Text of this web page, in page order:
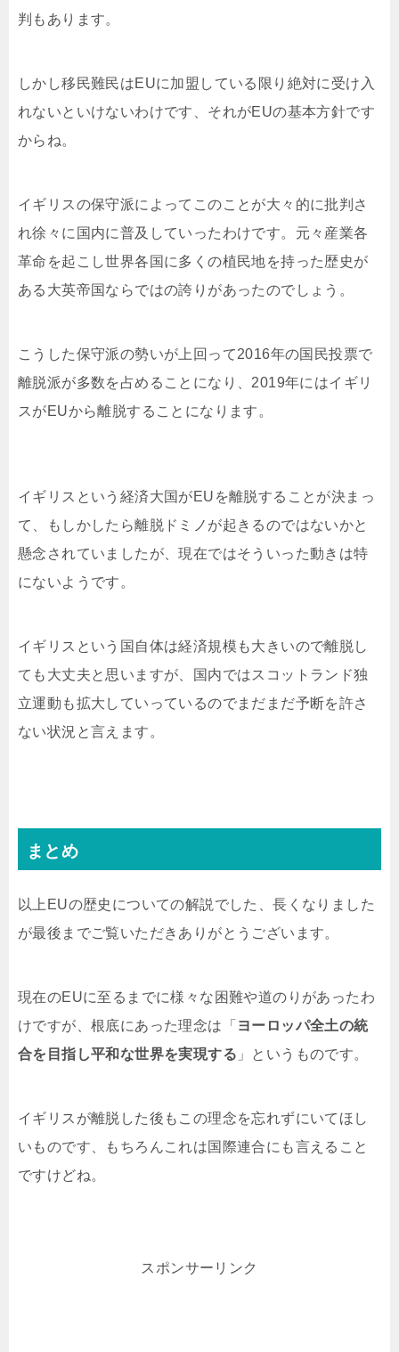
判もあります。
しかし移民難民はEUに加盟している限り絶対に受け入
れないといけないわけです、それがEUの基本方針です
からね。
イギリスの保守派によってこのことが大々的に批判さ
れ徐々に国内に普及していったわけです。元々産業各
革命を起こし世界各国に多くの植民地を持った歴史が
ある大英帝国ならではの誇りがあったのでしょう。
こうした保守派の勢いが上回って2016年の国民投票で
離脱派が多数を占めることになり、2019年にはイギリ
スがEUから離脱することになります。
イギリスという経済大国がEUを離脱することが決まっ
て、もしかしたら離脱ドミノが起きるのではないかと
懸念されていましたが、現在ではそういった動きは特
にないようです。
イギリスという国自体は経済規模も大きいので離脱し
ても大丈夫と思いますが、国内ではスコットランド独
立運動も拡大していっているのでまだまだ予断を許さ
ない状況と言えます。
まとめ
以上EUの歴史についての解説でした、長くなりました
が最後までご覧いただきありがとうございます。
現在のEUに至るまでに様々な困難や道のりがあったわ
けですが、根底にあった理念は「 ヨーロッパ全土の統
合を目指し平和な世界を実現する 」というものです。
イギリスが離脱した後もこの理念を忘れずにいてほし
いものです、もちろんこれは国際連合にも言えること
ですけどね。
スポンサーリンク